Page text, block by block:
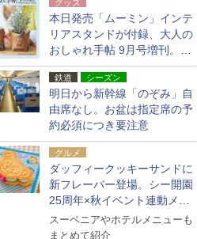
グッズ
本日発売「ムーミン」インテ
リアスタンドが付録、大人の
おしゃれ手帖 9月号増刊。レ
ザー調で高級感ある2個セッ
ト鉄道 シーズン
明日から新幹線「のぞみ」自
由席なし。お盆は指定席の予
約必須につき要注意
グルメ
ダッフィークッキーサンドに
新フレーバー登場。シー開園
25周年×秋イベント連動メニ
ュー
スーベニアやホテルメニューも
まとめて紹介